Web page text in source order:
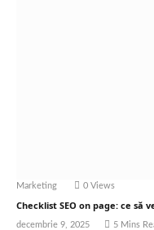
Marketing 0 Views
Checklist SEO on page: ce să
decembrie 9, 2025 5 Mins